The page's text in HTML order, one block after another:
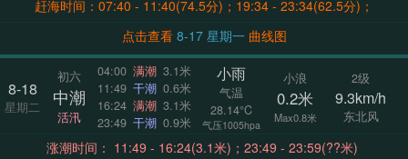
赶海时间：07:40 - 11:40(74.5分)；19:34 - 23:34(62.5分)；
点击查看
8-17 星期一 曲线图
8-18
星期二
初六
中潮
活汛
04:00 满潮 3.1米
11:49 干潮 0.6米
16:24 满潮 3.1米
23:49 干潮 0.9米
小雨
气温
28.14°C
气压1005hpa
小浪
0.2米
Max0.8米
2级
9.3km/h
东北风
涨潮时间： 11:49 - 16:24(3.1米)；23:49 - 23:59(??米)